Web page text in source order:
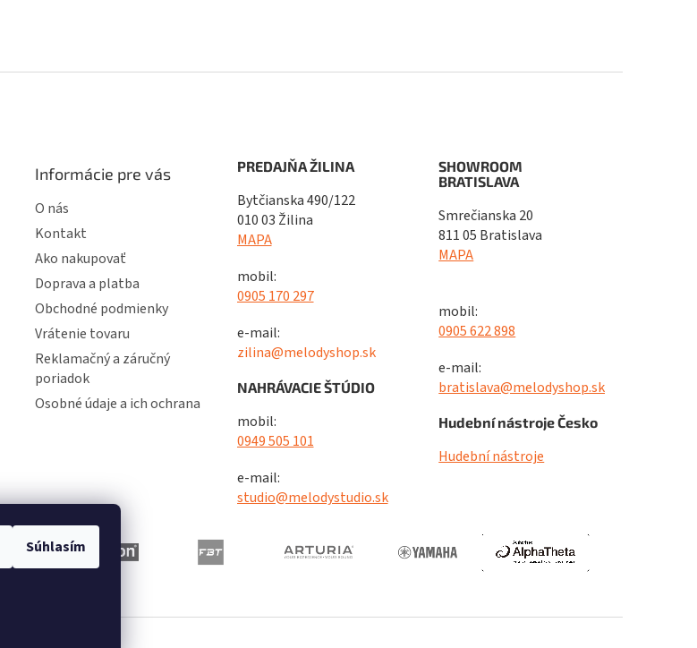
Súhlasím
Informácie pre vás
O nás
Kontakt
Ako nakupovať
Doprava a platba
Obchodné podmienky
Vrátenie tovaru
Reklamačný a záručný
poriadok
Osobné údaje a ich ochrana
PREDAJŇA ŽILINA
Bytčianska 490/122
010 03 Žilina
MAPA
mobil:
0905 170 297
e-mail:
zilina@melodyshop.sk
NAHRÁVACIE ŠTÚDIO
mobil:
0949 505 101
e-mail:
studio@melodystudio.sk
SHOWROOM
BRATISLAVA
Smrečianska 20
811 05 Bratislava
MAPA
mobil:
0905 622 898
e-mail:
bratislava@melodyshop.sk
Hudební nástroje Česko
Hudební nástroje